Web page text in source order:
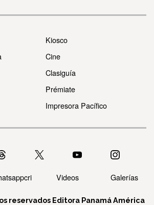
Kiosco
Cine
Clasiguía
Prémiate
Impresora Pacífico
Videos Galerías
reservados Editora Panamá América